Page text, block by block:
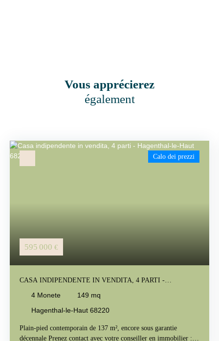
Vous apprécierez
également
595 000 €
Calo dei prezzi
CASA INDIPENDENTE IN VENDITA, 4 PARTI -
4 Monete 149 mq
Hagenthal-le-Haut 68220
Plain-pied contemporain de 137 m², encore sous garantie
décennale Prenez contact avec votre conseiller en immobilier :